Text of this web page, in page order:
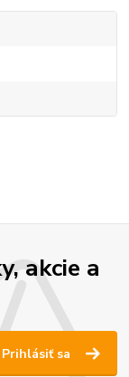
akcie a
Prihlásiť sa